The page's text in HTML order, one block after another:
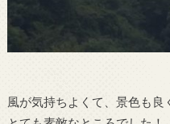
風が気持ちよくて、景色も良